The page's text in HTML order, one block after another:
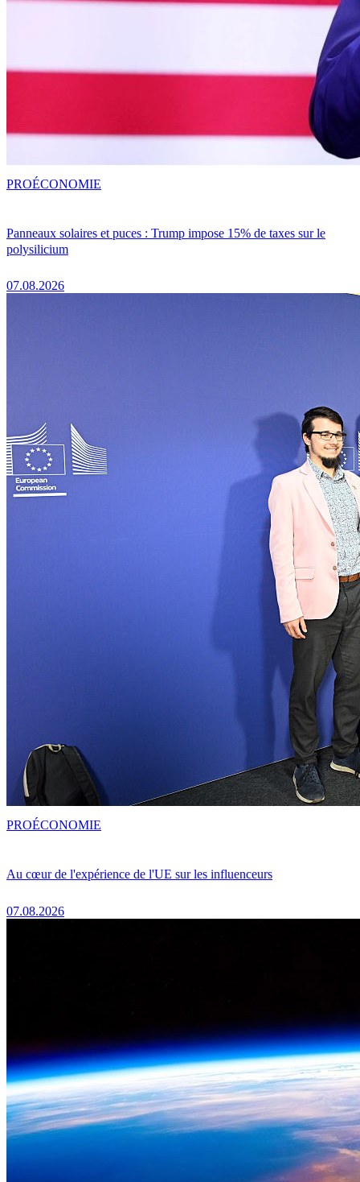
Panneaux solaires et puces : Trump impose 15% de taxes sur le
polysilicium
07.08.2026
PROÉCONOMIE
Au cœur de l'expérience de l'UE sur les influenceurs
07.08.2026
PROÉCONOMIE